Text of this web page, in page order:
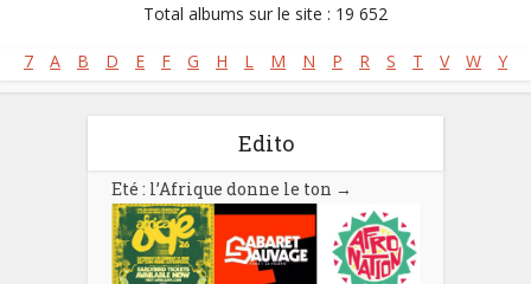
Total albums sur le site : 19 652
7 A B D E F G H L M N P R S T V W Y
Edito
Eté : l’Afrique donne le ton →